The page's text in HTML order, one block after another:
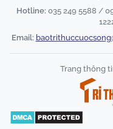
Hotline: 035 249 5588 /
Email:
Trang thông